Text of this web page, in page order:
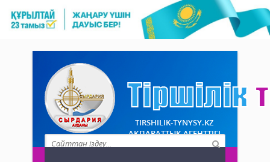
TIRSHILIK-TYNYSY.KZ
АҚПАРАТТЫҚ АГЕНТТІГІ